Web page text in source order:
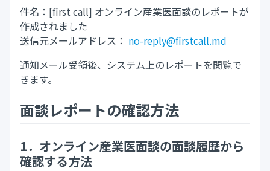
件名：[first call] オンライン産業医面談のレポートが
作成されました
送信元メールアドレス： no-reply@firstcall.md
通知メール受領後、システム上のレポートを閲覧で
きます。
面談レポートの確認方法
1．オンライン産業医面談の面談履歴から
確認する方法